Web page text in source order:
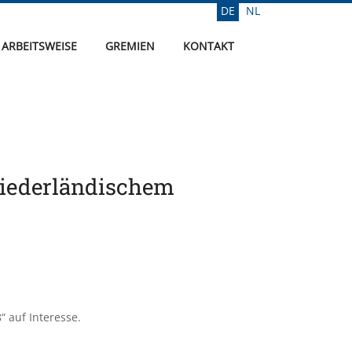
Sprache auswählen
DE NL
ARBEITSWEISE GREMIEN KONTAKT
auf Interesse.